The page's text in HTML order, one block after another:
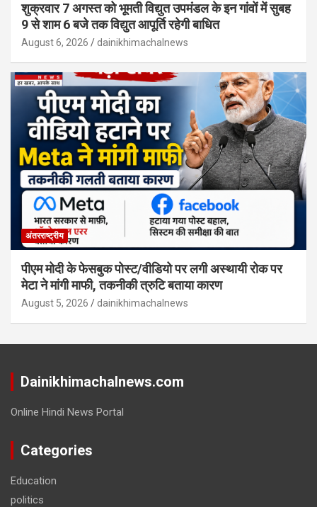
शुक्रवार 7 अगस्त को भूमती विद्युत उपमंडल के इन गांवों में सुबह
9 से शाम 6 बजे तक विद्युत आपूर्ति रहेगी बाधित
August 6, 2026 dainikhimachalnews
अंतरराष्ट्रीय
पीएम मोदी के फेसबुक पोस्ट/वीडियो पर लगी अस्थायी रोक पर
मेटा ने मांगी माफी, तकनीकी त्रुटि बताया कारण
August 5, 2026 dainikhimachalnews
Dainikhimachalnews.com
Online Hindi News Portal
Categories
Education
politics